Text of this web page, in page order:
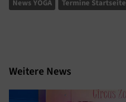
News YOGA
Termine Startseite
Weitere News